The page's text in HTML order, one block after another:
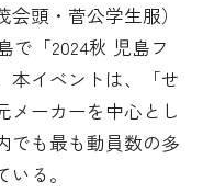
証明
頭・菅公学生服）
で「2024秋 児島フ
本イベントは、「せ
メーカーを中心とし
でも最も動員数の多
る。